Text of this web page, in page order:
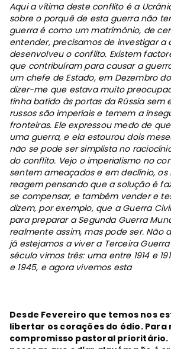
Aqui a vítima deste conflito é a
sobre o porquê de esta guerra não
guerra é como um matrimónio, de
entender, precisamos de investigar a
desenvolveu o conflito. Existem
que contribuíram para causar a
um chefe de Estado, em Dezembro
dizer-me que estava muito
tinha batido às portas da Rússia sem
russos são imperiais e temem a
fronteiras. Ele expressou medo de
uma guerra, e ela estourou dois
não se pode ser simplista no
do conflito. Vejo o imperialismo no
sentem ameaçados e em declínio, os
reagem pensando que a solução é
se compensar, e também vender e
dizem, por exemplo, que a Guerra
para preparar a Segunda Guerra
realmente assim, mas pode ser. Não
já estejamos a viver a Terceira
século vimos três: uma entre 1914 e
e 1945, e agora vivemos esta
Desde Fevereiro que temos nos
libertar os corações do ódio. Para
compromisso pastoral prioritário.